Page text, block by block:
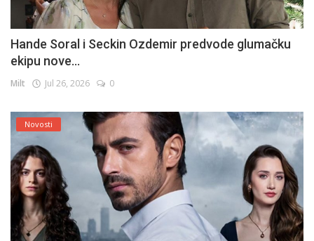
Hande Soral i Seckin Ozdemir predvode glumačku
ekipu nove...
Milt Jul 26, 2026 0
Novosti